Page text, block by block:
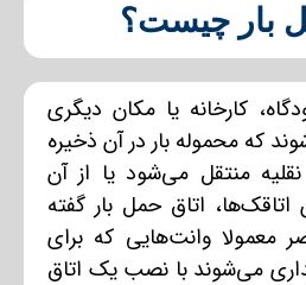
بار چیست؟
کارخانه یا مکان دیگری
که محموله بار در آن ذخیره
منتقل می‌شود یا از آن
اتاق حمل بار گفته
معمولا وانت‌هایی که برای
می‌شوند با نصب یک اتاق